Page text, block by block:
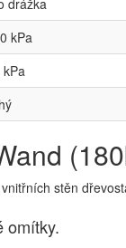
drážka
kPa
kPa
stěn
omítky.